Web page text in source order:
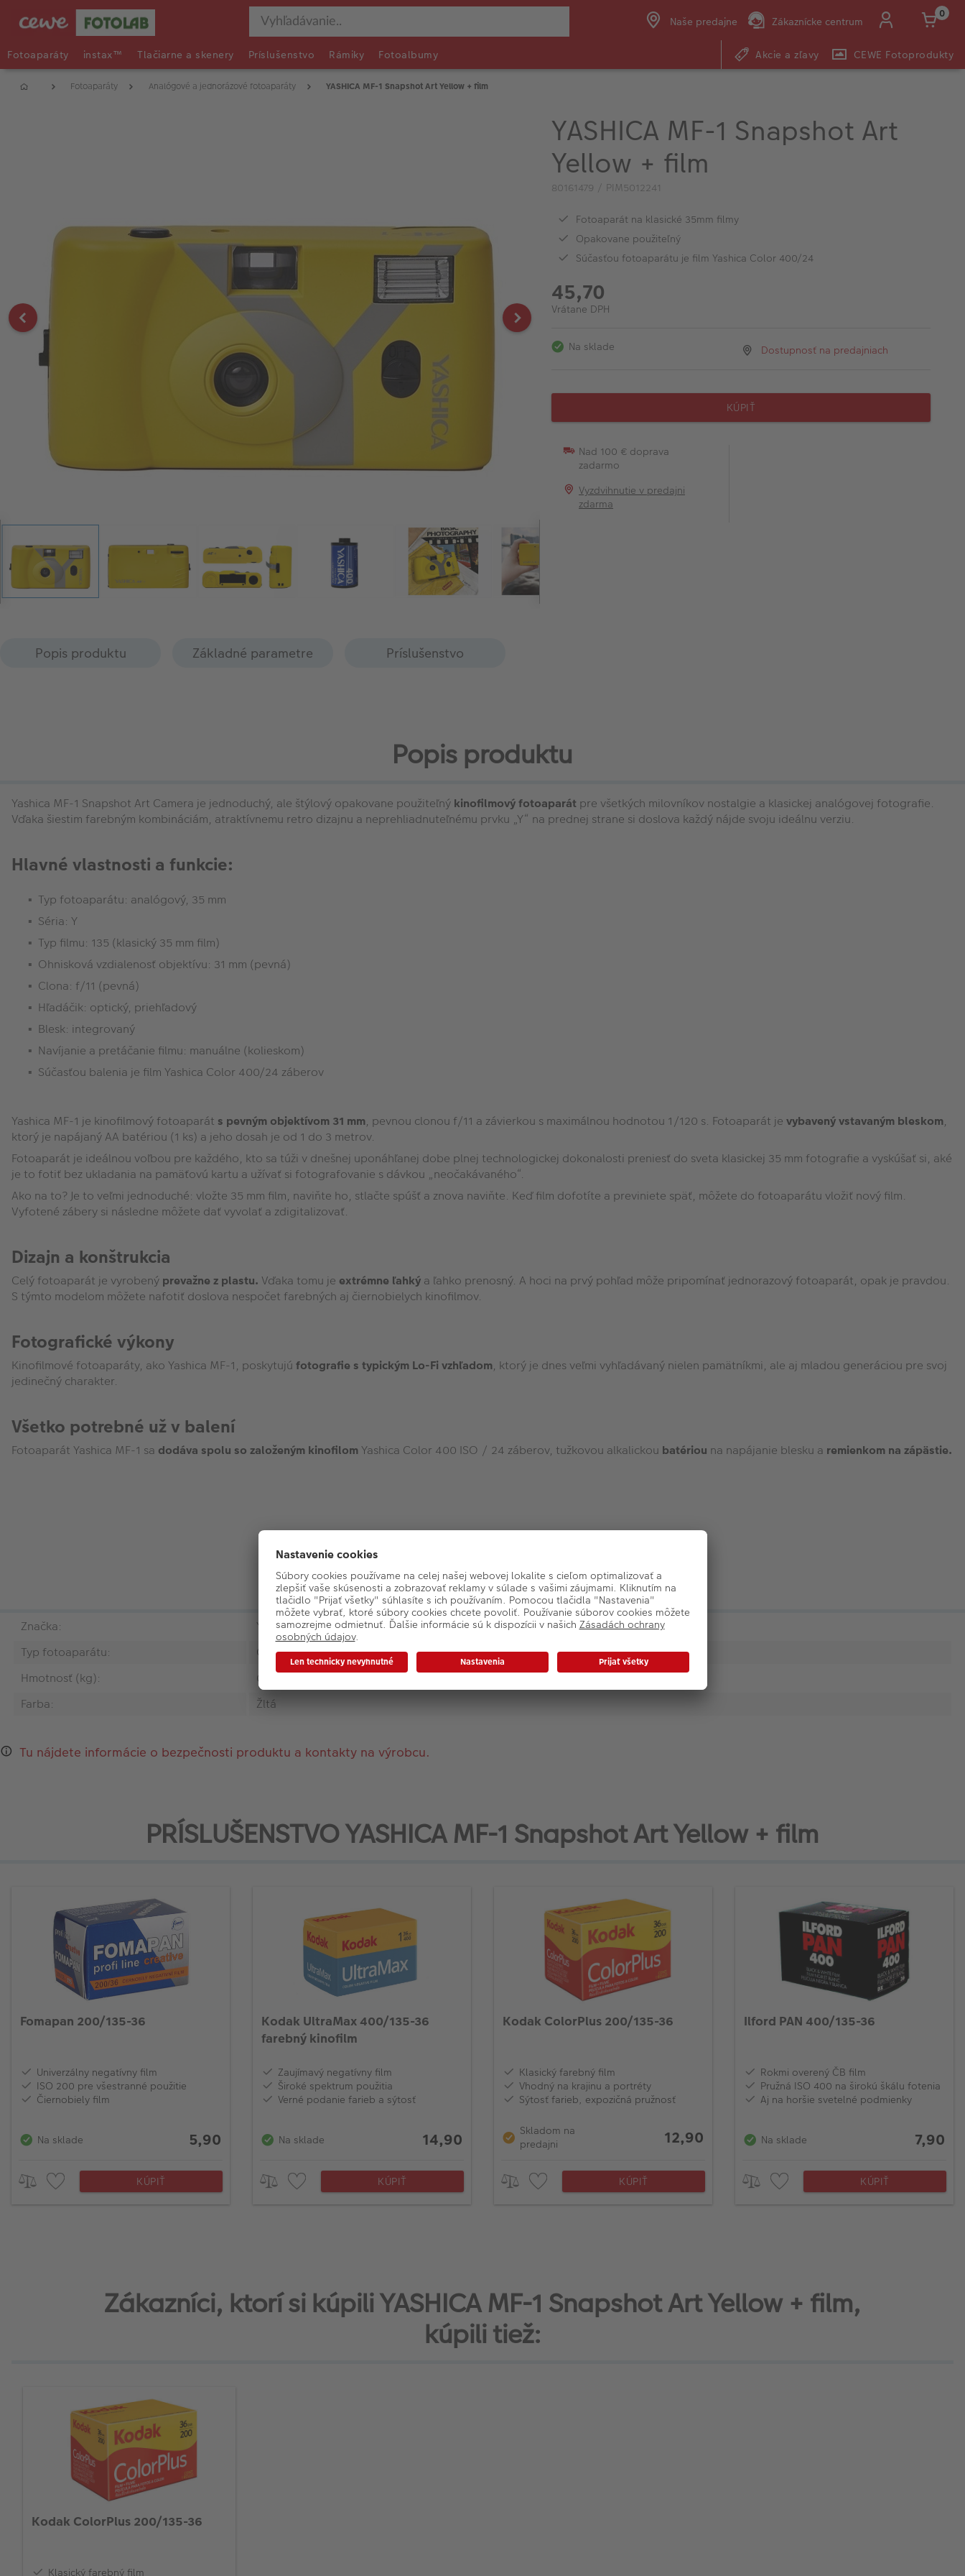
Naše predajne Zákaznícke centrum
0
Fotoaparáty instax™ Tlačiarne a skenery Príslušenstvo Rámiky Fotoalbumy Akcie a zľavy CEWE Fotoprodukty
Fotoaparáty Analógové a jednorázové fotoaparáty YASHICA MF-1 Snapshot Art Yellow + film
YASHICA MF-1 Snapshot Art
Yellow + film
80161479 / PIM5012241
Fotoaparát na klasické 35mm filmy
Opakovane použiteľný
Súčasťou fotoaparátu je film Yashica Color 400/24
45,70
Vrátane DPH
Na sklade Dostupnosť na predajniach
KÚPIŤ
Nad 100 € doprava
zadarmo
Vyzdvihnutie v predajni
zdarma
Popis produktu Základné parametre Príslušenstvo
Popis produktu
Yashica MF-1 Snapshot Art Camera je jednoduchý, ale štýlový opakovane použiteľný kinofilmový fotoaparát pre všetkých milovníkov nostalgie a klasickej analógovej fotografie.
Vďaka šiestim farebným kombináciám, atraktívnemu retro dizajnu a neprehliadnuteľnému prvku „Y“ na prednej strane si doslova každý nájde svoju ideálnu verziu.
Hlavné vlastnosti a funkcie:
Typ fotoaparátu: analógový, 35 mm
Séria: Y
Typ filmu: 135 (klasický 35 mm film)
Ohnisková vzdialenosť objektívu: 31 mm (pevná)
Clona: f/11 (pevná)
Hľadáčik: optický, priehľadový
Blesk: integrovaný
Navíjanie a pretáčanie filmu: manuálne (kolieskom)
Súčasťou balenia je film Yashica Color 400/24 záberov
Yashica MF-1 je kinofilmový fotoaparát s pevným objektívom 31 mm, pevnou clonou f/11 a závierkou s maximálnou hodnotou 1/120 s. Fotoaparát je vybavený vstavaným bleskom,
ktorý je napájaný AA batériou (1 ks) a jeho dosah je od 1 do 3 metrov.
Fotoaparát je ideálnou voľbou pre každého, kto sa túži v dnešnej uponáhľanej dobe plnej technologickej dokonalosti preniesť do sveta klasickej 35 mm fotografie a vyskúšať si, aké
je to fotiť bez ukladania na pamäťovú kartu a užívať si fotografovanie s dávkou „neočakávaného“.
Ako na to? Je to veľmi jednoduché: vložte 35 mm film, naviňte ho, stlačte spúšť a znova naviňte. Keď film dofotíte a previniete späť, môžete do fotoaparátu vložiť nový film.
Vyfotené zábery si následne môžete dať vyvolať a zdigitalizovať.
Dizajn a konštrukcia
Celý fotoaparát je vyrobený prevažne z plastu. Vďaka tomu je extrémne ľahký a ľahko prenosný. A hoci na prvý pohľad môže pripomínať jednorazový fotoaparát, opak je pravdou.
S týmto modelom môžete nafotiť doslova nespočet farebných aj čiernobielych kinofilmov.
Fotografické výkony
Kinofilmové fotoaparáty, ako Yashica MF-1, poskytujú fotografie s typickým Lo-Fi vzhľadom, ktorý je dnes veľmi vyhľadávaný nielen pamätníkmi, ale aj mladou generáciou pre svoj
jedinečný charakter.
Všetko potrebné už v balení
Fotoaparát Yashica MF-1 sa dodáva spolu so založeným kinofilomYashica Color 400 ISO / 24 záberov, tužkovou alkalickou batériou na napájanie blesku a remienkom na zápästie.
Základné parametre
Značka:
Yashica
Typ fotoaparátu:
Opakovane použiteľný fotoaparát
Hmotnosť (kg):
0.17
Farba:
Žltá
Tu nájdete informácie o bezpečnosti produktu a kontakty na výrobcu.
PRÍSLUŠENSTVO YASHICA MF-1 Snapshot Art Yellow + film
Fomapan 200/135-36
Univerzálny negatívny film
ISO 200 pre všestranné použitie
Čiernobiely film
Na sklade 5,90
KÚPIŤ
Kodak UltraMax 400/135-36
farebný kinofilm
Zaujímavý negatívny film
Široké spektrum použitia
Verné podanie farieb a sýtosť
Na sklade 14,90
KÚPIŤ
Kodak ColorPlus 200/135-36
Klasický farebný film
Vhodný na krajinu a portréty
Sýtosť farieb, expozičná pružnosť
Skladom na
predajni
12,90
KÚPIŤ
Ilford PAN 400/135-36
Rokmi overený ČB film
Pružná ISO 400 na širokú škálu fotenia
Aj na horšie svetelné podmienky
Na sklade 7,90
KÚPIŤ
Zákazníci, ktorí si kúpili YASHICA MF-1 Snapshot Art Yellow + film,
kúpili tiež:
Kodak ColorPlus 200/135-36
Klasický farebný film